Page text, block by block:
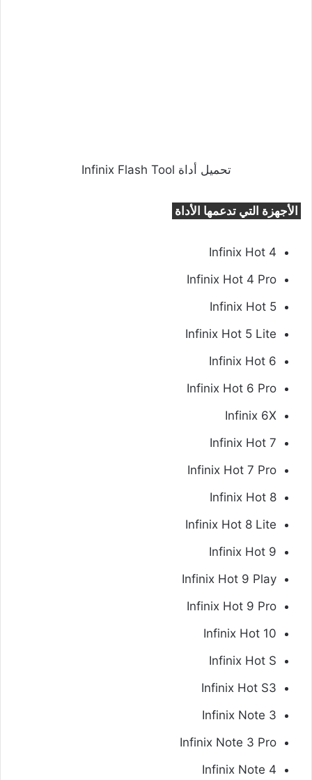
تحميل أداة Infinix Flash Tool
الأجهزة التي تدعمها الأداة
Infinix Hot 4
Infinix Hot 4 Pro
Infinix Hot 5
Infinix Hot 5 Lite
Infinix Hot 6
Infinix Hot 6 Pro
Infinix 6X
Infinix Hot 7
Infinix Hot 7 Pro
Infinix Hot 8
Infinix Hot 8 Lite
Infinix Hot 9
Infinix Hot 9 Play
Infinix Hot 9 Pro
Infinix Hot 10
Infinix Hot S
Infinix Hot S3
Infinix Note 3
Infinix Note 3 Pro
Infinix Note 4